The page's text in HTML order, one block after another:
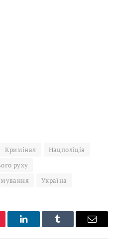
Кримінал
Нацполіція
руху
Україна
LinkedInTumblr Email